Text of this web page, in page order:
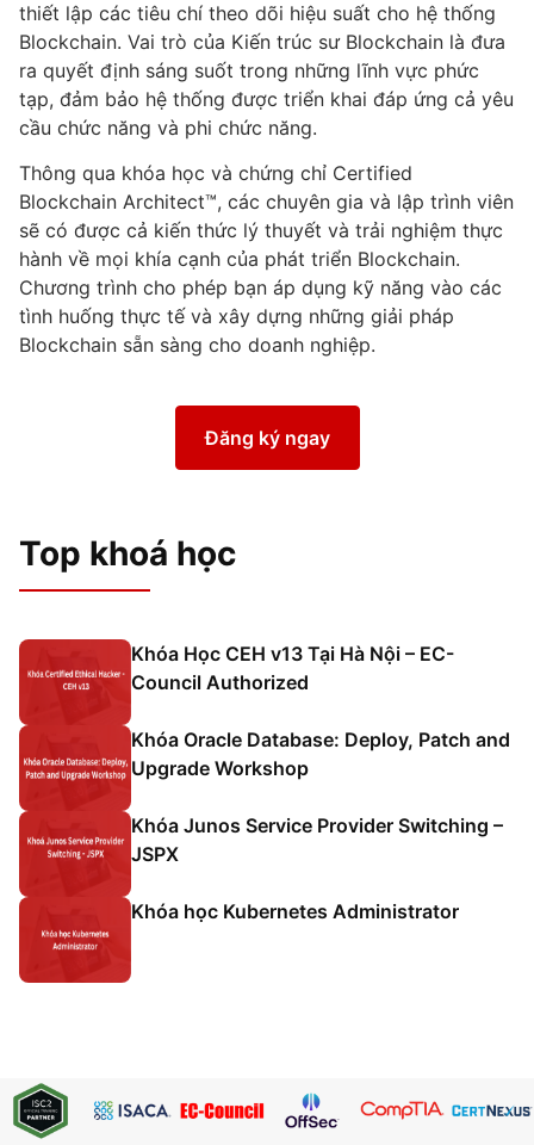
thiết lập các tiêu chí theo dõi hiệu suất cho hệ thống
Blockchain. Vai trò của Kiến trúc sư Blockchain là đưa
ra quyết định sáng suốt trong những lĩnh vực phức
tạp, đảm bảo hệ thống được triển khai đáp ứng cả yêu
cầu chức năng và phi chức năng.
Thông qua khóa học và chứng chỉ Certified
Blockchain Architect™, các chuyên gia và lập trình viên
sẽ có được cả kiến thức lý thuyết và trải nghiệm thực
hành về mọi khía cạnh của phát triển Blockchain.
Chương trình cho phép bạn áp dụng kỹ năng vào các
tình huống thực tế và xây dựng những giải pháp
Blockchain sẵn sàng cho doanh nghiệp.
Đăng ký ngay
Top khoá học
Khóa Học CEH v13 Tại Hà Nội – EC-
Council Authorized
Khóa Oracle Database: Deploy, Patch and
Upgrade Workshop
Khóa Junos Service Provider Switching –
JSPX
Khóa học Kubernetes Administrator